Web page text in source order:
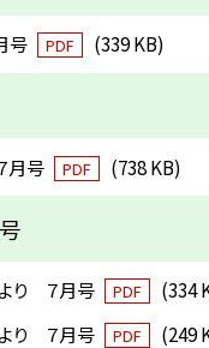
号 PDF (339 KB)
月号 PDF (738 KB)
り ７月号 PDF
(334
り ７月号
PDF
(249